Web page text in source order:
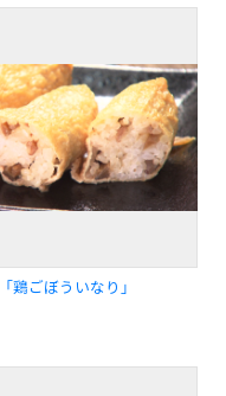
「鶏ごぼういなり」